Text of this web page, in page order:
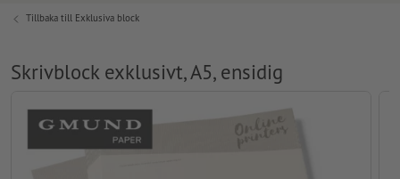
Tillbaka till Exklusiva block
Skrivblock exklusivt, A5, ensidig